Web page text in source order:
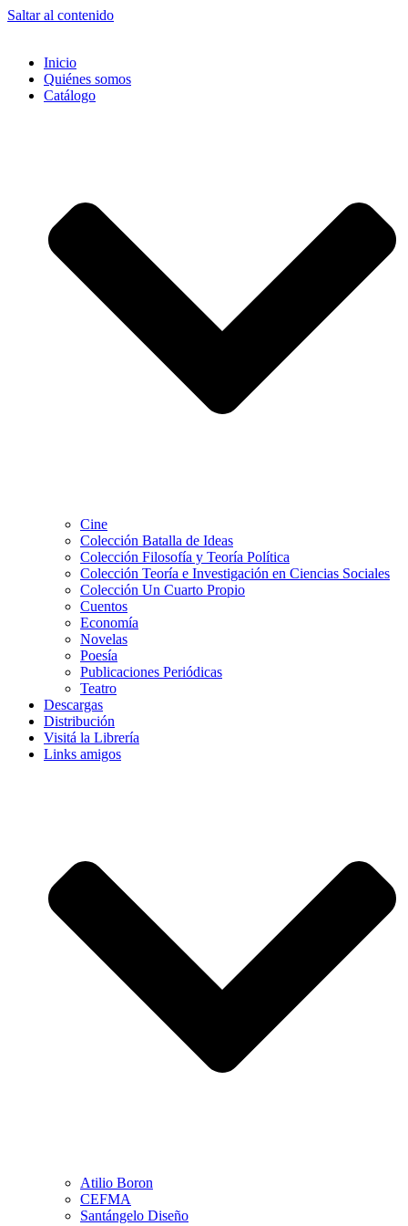
Saltar al contenido
Inicio
Quiénes somos
Catálogo
Cine
Colección Batalla de Ideas
Colección Filosofía y Teoría Política
Colección Teoría e Investigación en Ciencias Sociales
Colección Un Cuarto Propio
Cuentos
Economía
Novelas
Poesía
Publicaciones Periódicas
Teatro
Descargas
Distribución
Visitá la Librería
Links amigos
Atilio Boron
CEFMA
Santángelo Diseño